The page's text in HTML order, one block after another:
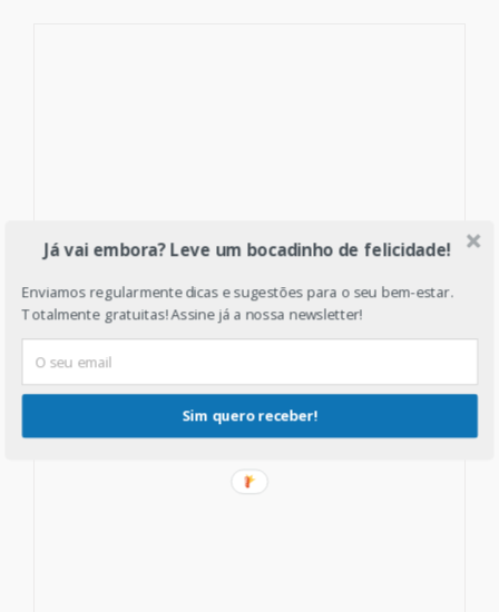
Já vai embora? Leve um bocadinho de felicidade!
Enviamos regularmente dicas e sugestões para o seu bem-estar.
Totalmente gratuitas! Assine já a nossa newsletter!
Sim quero receber!